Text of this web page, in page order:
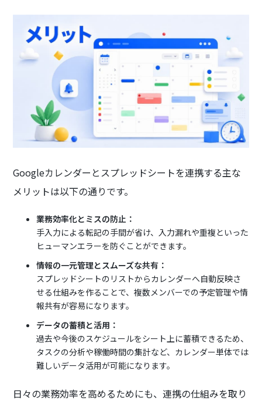
Googleカレンダーとスプレッドシートを連携する主な
メリットは以下の通りです。
業務効率化とミスの防止：
手入力による転記の手間が省け、入力漏れや重複といった
ヒューマンエラーを防ぐことができます。
情報の一元管理とスムーズな共有：
スプレッドシートのリストからカレンダーへ自動反映さ
せる仕組みを作ることで、複数メンバーでの予定管理や情
報共有が容易になります。
データの蓄積と活用：
過去や今後のスケジュールをシート上に蓄積できるため、
タスクの分析や稼働時間の集計など、カレンダー単体では
難しいデータ活用が可能になります。
日々の業務効率を高めるためにも、連携の仕組みを取り